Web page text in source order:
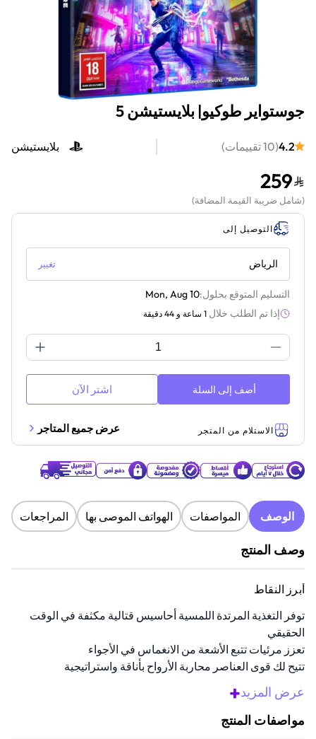
جوستواير طوكيو| بلايستيشن 5
4.2
(
10تقييمات) بلايستيشن
259
(شامل ضريبة القيمة المضافة)
التوصيل إلى
الرياض تغيير
التسليم المتوقع بحلول:Mon, Aug 10
إذا تم الطلب خلال 1 ساعة و 44 دقيقة
أضف إلى السلة اشتر الآن
الاستلام من المتجر عرض جميع المتاجر
الوصف المواصفات الهواتف الموصى بها المراجعات
وصف المنتج
أبرز النقاط
توفر التغذية المرتدة اللمسية أحاسيس قتالية مكثفة في الوقت
الحقيقي
تعزز مرئيات تتبع الأشعة من الانغماس في الأجواء
تتيح لك قوى العناصر محاربة الأرواح بأناقة واستراتيجية
الصوت الغامر يعزز كل خطوة من خطواتك
متوافقة مع بلاي ستيشن 5
عرض المزيد+
مواصفات المنتج